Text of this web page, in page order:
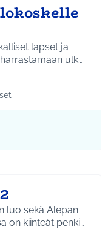
lapset ja
ulk…
Liikunta ja
luo sekä Alepan
on kiinteät penki…